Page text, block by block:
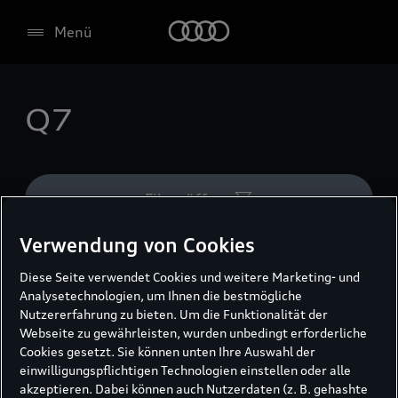
Menü
Q7
Filter öffnen
Ergebnisse (1)
Verwendung von Cookies
Diese Seite verwendet Cookies und weitere Marketing- und
Analysetechnologien, um Ihnen die bestmögliche
Nutzererfahrung zu bieten. Um die Funktionalität der
Webseite zu gewährleisten, wurden unbedingt erforderliche
Cookies gesetzt. Sie können unten Ihre Auswahl der
einwilligungspflichtigen Technologien einstellen oder alle
akzeptieren. Dabei können auch Nutzerdaten (z. B. gehashte